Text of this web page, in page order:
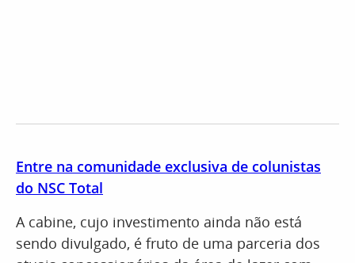
Entre na comunidade exclusiva de colunistas
do NSC Total
A cabine, cujo investimento ainda não está
sendo divulgado, é fruto de uma parceria dos